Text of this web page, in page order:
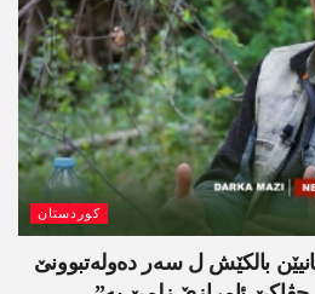
کوردستان
بالکێش ل سەر دەولەتبوونێ